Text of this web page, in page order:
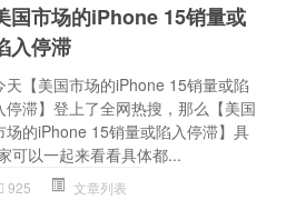
国市场的iPhone 15销量或
入停滞
天【美国市场的iPhone 15销量或陷
停滞】登上了全网热搜，那么【美国
场的iPhone 15销量或陷入停滞】具
可以一起来看看具体都...
925 文章列表